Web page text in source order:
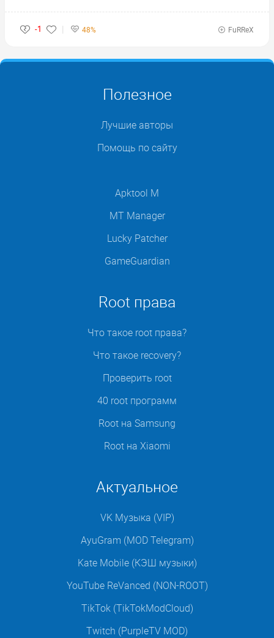
-1 48% FuRReX
Полезное
Лучшие авторы
Помощь по сайту
Apktool M
MT Manager
Lucky Patcher
GameGuardian
Root права
Что такое root права?
Что такое recovery?
Проверить root
40 root программ
Root на Samsung
Root на Xiaomi
Актуальное
VK Музыка (VIP)
AyuGram (MOD Telegram)
Kate Mobile (КЭШ музыки)
YouTube ReVanced (NON-ROOT)
TikTok (TikTokModCloud)
Twitch (PurpleTV MOD)